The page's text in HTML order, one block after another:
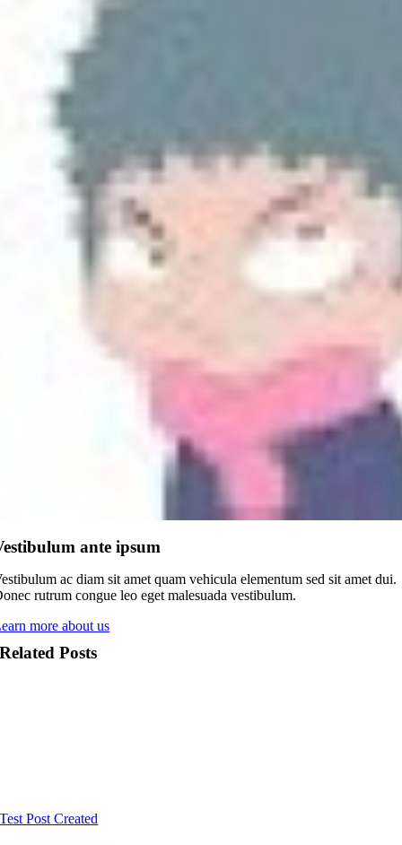
ante ipsum
ac diam sit amet quam vehicula elementum sed sit amet dui.
rutrum congue leo eget malesuada vestibulum.
more about us
Related Posts
Test Post Created